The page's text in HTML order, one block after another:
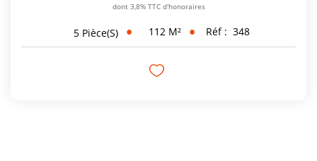
dont 3,8% TTC d'honoraires
5 Pièce(s) 112 M² Réf : 348